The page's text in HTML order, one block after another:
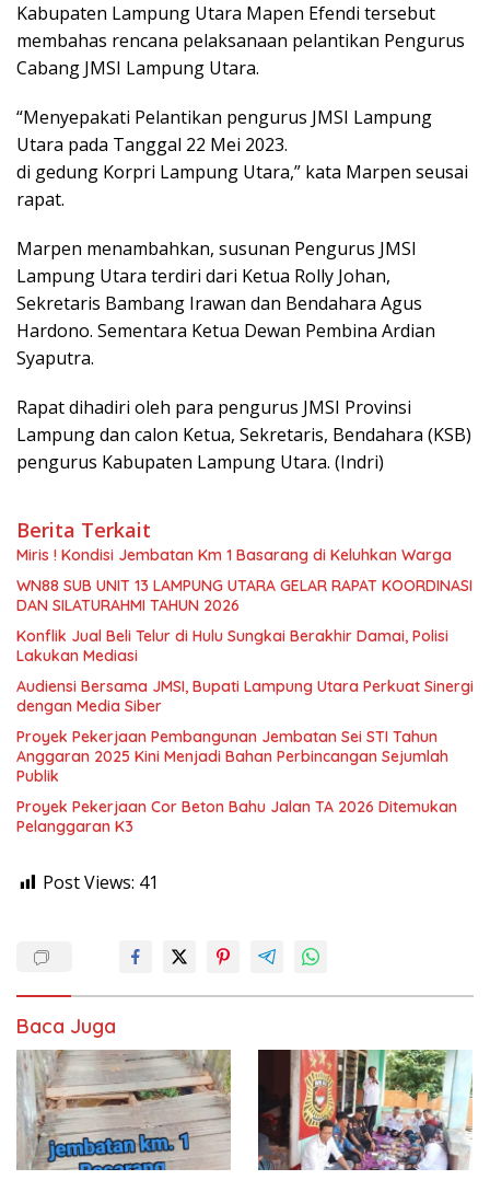
Kabupaten Lampung Utara Mapen Efendi tersebut
membahas rencana pelaksanaan pelantikan Pengurus
Cabang JMSI Lampung Utara.
“Menyepakati Pelantikan pengurus JMSI Lampung
Utara pada Tanggal 22 Mei 2023.
di gedung Korpri Lampung Utara,” kata Marpen seusai
rapat.
Marpen menambahkan, susunan Pengurus JMSI
Lampung Utara terdiri dari Ketua Rolly Johan,
Sekretaris Bambang Irawan dan Bendahara Agus
Hardono. Sementara Ketua Dewan Pembina Ardian
Syaputra.
Rapat dihadiri oleh para pengurus JMSI Provinsi
Lampung dan calon Ketua, Sekretaris, Bendahara (KSB)
pengurus Kabupaten Lampung Utara. (Indri)
Berita Terkait
Miris ! Kondisi Jembatan Km 1 Basarang di Keluhkan Warga
WN88 SUB UNIT 13 LAMPUNG UTARA GELAR RAPAT KOORDINASI
DAN SILATURAHMI TAHUN 2026
Konflik Jual Beli Telur di Hulu Sungkai Berakhir Damai, Polisi
Lakukan Mediasi
Audiensi Bersama JMSI, Bupati Lampung Utara Perkuat Sinergi
dengan Media Siber
Proyek Pekerjaan Pembangunan Jembatan Sei STI Tahun
Anggaran 2025 Kini Menjadi Bahan Perbincangan Sejumlah
Publik
Proyek Pekerjaan Cor Beton Bahu Jalan TA 2026 Ditemukan
Pelanggaran K3
Post Views: 41
Baca Juga